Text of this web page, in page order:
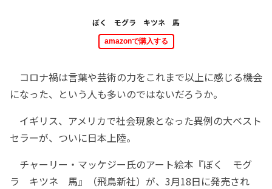
ぼく モグラ キツネ 馬
amazonで購入する
コロナ禍は言葉や芸術の力をこれまで以上に感じる機会
になった、という人も多いのではないだろうか。
イギリス、アメリカで社会現象となった異例の大ベスト
セラーが、ついに日本上陸。
チャーリー・マッケジー氏のアート絵本『ぼく モグ
ラ キツネ 馬』（飛鳥新社）が、3月18日に発売され